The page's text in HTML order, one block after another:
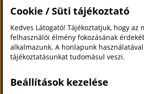
GET Kft.
Get Work Trend Kft.
GIMA Szolnoki Ipari Park Kft.
Global Impact Egészségügyi és Fejlesztési Kft.
GPS Powder Élelmiszer Feldolgozó Kft.
Cookie / Süti tájékoztató
Kedves Látogató! Tájékoztatjuk, hogy az
felhasználói élmény fokozásának
alkalmazunk. A honlapunk
tájékoztatásunkat tudomásul veszi.
Beállítások kezelése